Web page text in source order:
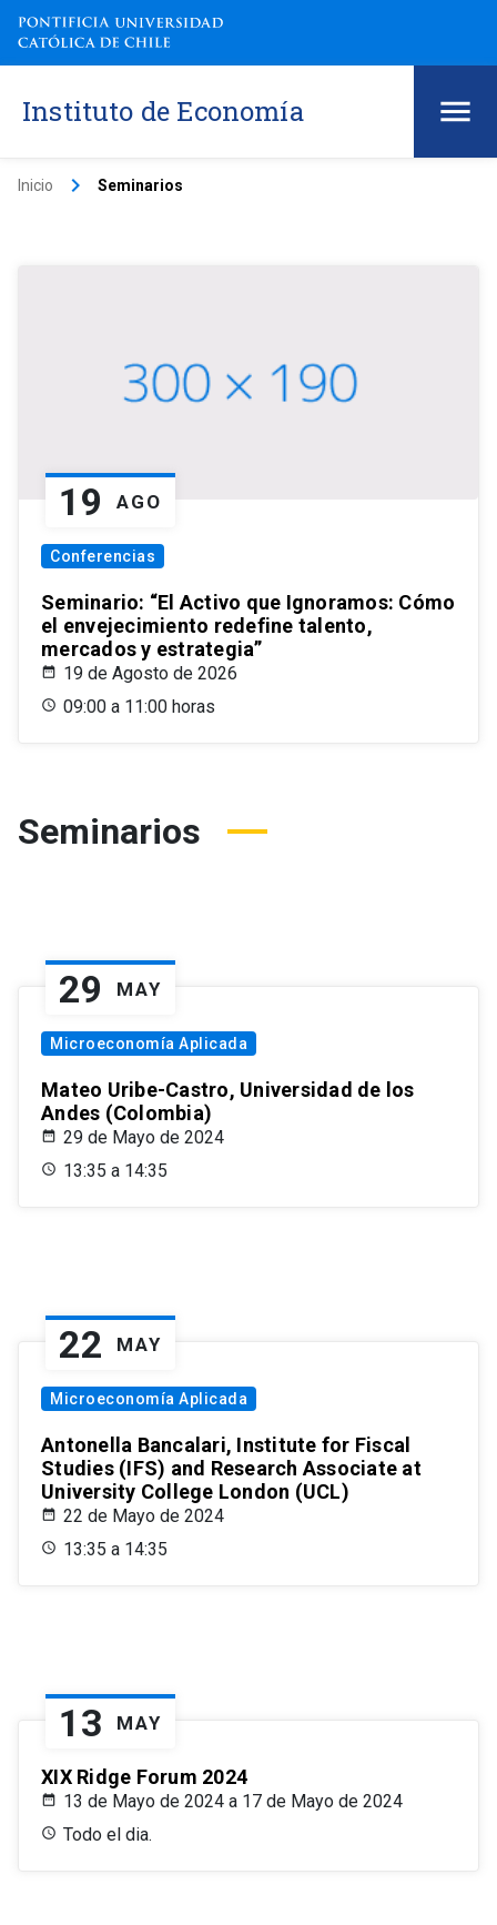
Instituto de Economía
Inicio keyboard_arrow_right Seminarios
19 AGO
Conferencias
Seminario: “El Activo que Ignoramos: Cómo
el envejecimiento redefine talento,
mercados y estrategia”
19 de Agosto de 2026
09:00 a 11:00 horas
Seminarios
29 MAY
Microeconomía Aplicada
Mateo Uribe-Castro, Universidad de los
Andes (Colombia)
29 de Mayo de 2024
13:35 a 14:35
22 MAY
Microeconomía Aplicada
Antonella Bancalari, Institute for Fiscal
Studies (IFS) and Research Associate at
University College London (UCL)
22 de Mayo de 2024
13:35 a 14:35
13 MAY
XIX Ridge Forum 2024
13 de Mayo de 2024 a 17 de Mayo de 2024
Todo el dia.